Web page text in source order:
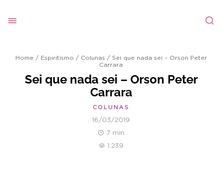
Home / Espiritismo / Colunas / Sei que nada sei – Orson Peter
Carrara
Sei que nada sei – Orson Peter
Carrara
COLUNAS
16/03/2019
7 min
1.239